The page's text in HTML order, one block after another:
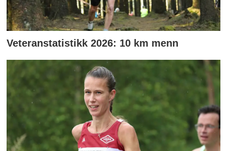
Veteranstatistikk 2026: 10 km menn